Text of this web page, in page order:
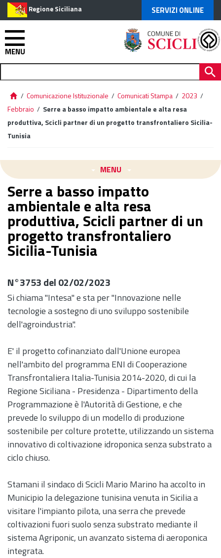
Regione Siciliana SERVIZI ONLINE
MENU
/ Comunicazione Istituzionale / Comunicati Stampa / 2023 /
Febbraio / Serre a basso impatto ambientale e alta resa
produttiva, Scicli partner di un progetto transfrontaliero Sicilia-
Tunisia
MENU
Serre a basso impatto
ambientale e alta resa
produttiva, Scicli partner di un
progetto transfrontaliero
Sicilia-Tunisia
N°3753 del 02/02/2023
Si chiama "Intesa" e sta per "Innovazione nelle
tecnologie a sostegno di uno sviluppo sostenibile
dell'agroindustria".
E' il progetto cofinanziato dall'Unione europea
nell'ambito del programma ENI di Cooperazione
Transfrontaliera Italia-Tunisia 2014-2020, di cui la
Regione Siciliana - Presidenza - Dipartimento della
Programmazione è l'Autorità di Gestione, e che
prevede lo sviluppo di un modello di produzione
sostenibile per colture protette, utilizzando un sistema
innovativo di coltivazione idroponica senza substrato a
ciclo chiuso.
Stamani il sindaco di Scicli Mario Marino ha accolto in
Municipio la delegazione tunisina venuta in Sicilia a
visitare l'impianto pilota, una serra che prevede
coltivazioni fuori suolo senza substrato mediante il
sistema Agriponic, un avanzato sistema di aeroponica
integrata.